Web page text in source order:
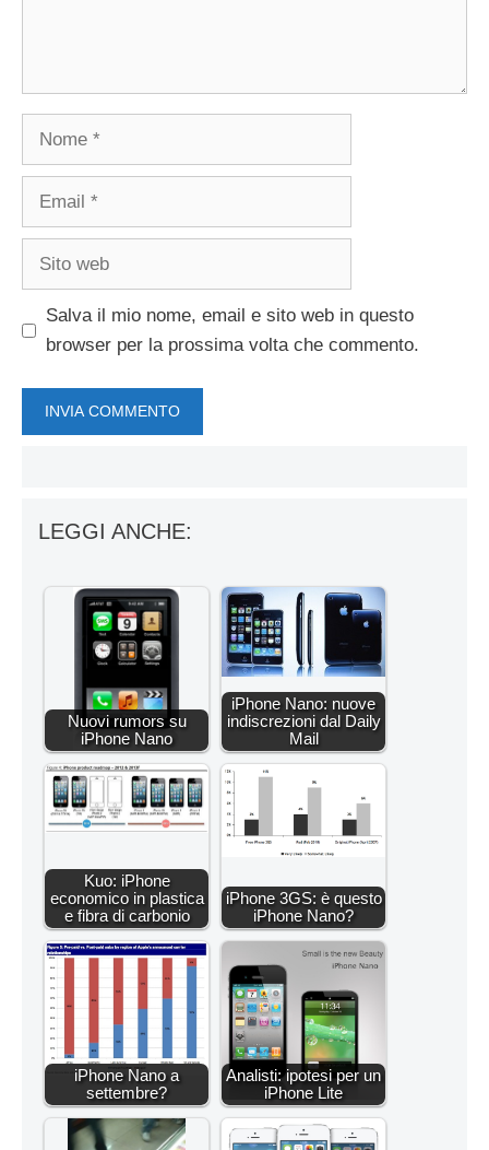
Nome
Email
Sito
Salva il mio nome, email e sito web in questo
browser per la prossima volta che commento.
LEGGI ANCHE:
Nuovi rumors su
iPhone Nano
iPhone Nano: nuove
indiscrezioni dal Daily
Mail
Kuo: iPhone
economico in plastica
e fibra di carbonio
iPhone 3GS: è questo
iPhone Nano?
iPhone Nano a
settembre?
Analisti: ipotesi per un
iPhone Lite